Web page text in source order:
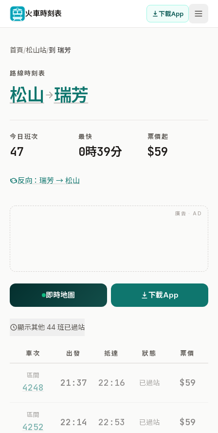
火車時刻表 下載App
首頁/松山站/到 瑞芳
路線時刻表
松山 瑞芳
今日班次
47
最快
0時39分
票價起
$59
反向：瑞芳 → 松山
廣告 · AD
即時地圖 下載App
顯示其他 44 班已過站
車次 出發 抵達 狀態 票價
區間
4248 21:37 22:16 已過站 $59
區間
4252 22:14 22:53 已過站 $59